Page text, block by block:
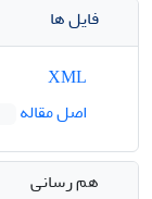
فایل ها
اصل مقاله
هم رسانی